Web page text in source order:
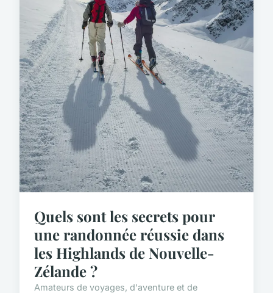
Quels sont les secrets pour
une randonnée réussie dans
les Highlands de Nouvelle-
Zélande ?
Amateurs de voyages, d'aventure et de